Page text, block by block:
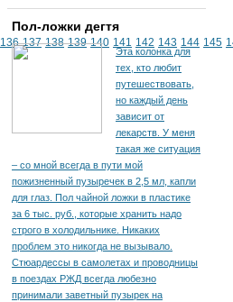
136 137 138 139 140 141 142 143 144 145
Пол-ложки дегтя
Эта колонка для
тех, кто любит
путешествовать,
но каждый день
зависит от
лекарств. У меня
такая же ситуация
– со мной всегда в пути мой
пожизненный пузыречек в 2,5 мл, капли
для глаз. Пол чайной ложки в пластике
за 6 тыс. руб., которые хранить надо
строго в холодильнике. Никаких
проблем это никогда не вызывало.
Стюардессы в самолетах и проводницы
в поездах РЖД всегда любезно
принимали заветный пузырек на